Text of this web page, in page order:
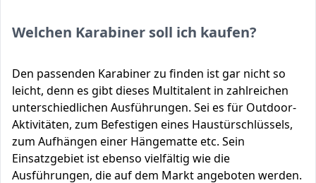
Welchen Karabiner soll ich kaufen?
Den passenden Karabiner zu finden ist gar nicht so
leicht, denn es gibt dieses Multitalent in zahlreichen
unterschiedlichen Ausführungen. Sei es für Outdoor-
Aktivitäten, zum Befestigen eines Haustürschlüssels,
zum Aufhängen einer Hängematte etc. Sein
Einsatzgebiet ist ebenso vielfältig wie die
Ausführungen, die auf dem Markt angeboten werden.